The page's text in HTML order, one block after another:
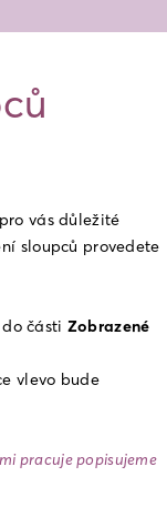
vás důležité
sloupců provedete
části Zobrazené
vlevo bude
pracuje popisujeme